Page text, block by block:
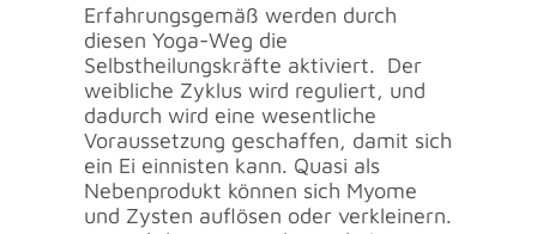
Erfahrungsgemäß werden durch
diesen Yoga-Weg die
Selbstheilungskräfte aktiviert. Der
weibliche Zyklus wird reguliert, und
dadurch wird eine wesentliche
Voraussetzung geschaffen, damit sich
ein Ei einnisten kann. Quasi als
Nebenprodukt können sich Myome
und Zysten auflösen oder verkleinern.